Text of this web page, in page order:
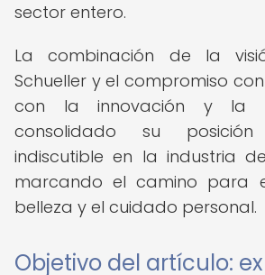
sector entero.
La combinación de la
Schueller y el compromiso
con la innovación y la
consolidado su
indiscutible en la industria
marcando el camino para
belleza y el cuidado personal.
Objetivo del artículo: